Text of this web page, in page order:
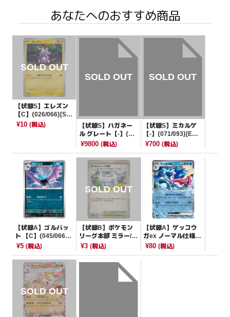
あなたへのおすすめ商品
【状態S】エレズン
【C】{026/066}[SV
4M]
¥10 (税込)
【状態S】ハガネー
ル グレート【-】{04
7/080}[その他]
¥9800(税込)
【状態S】ミカルゲ
【-】{071/093}[EB
B]
¥700 (税込)
【状態A】ゴルバッ
ト 【C】{045/066}
[SV4K]
¥5 (税込)
【状態B】ポケモン
リーグ本部 ミラー/ハ
イクラスパック仕様
a]
¥3(税込)
【状態A】ゲッコウ
ガex ノーマル仕様
【-】{029/139}[SV
¥80 (税込)